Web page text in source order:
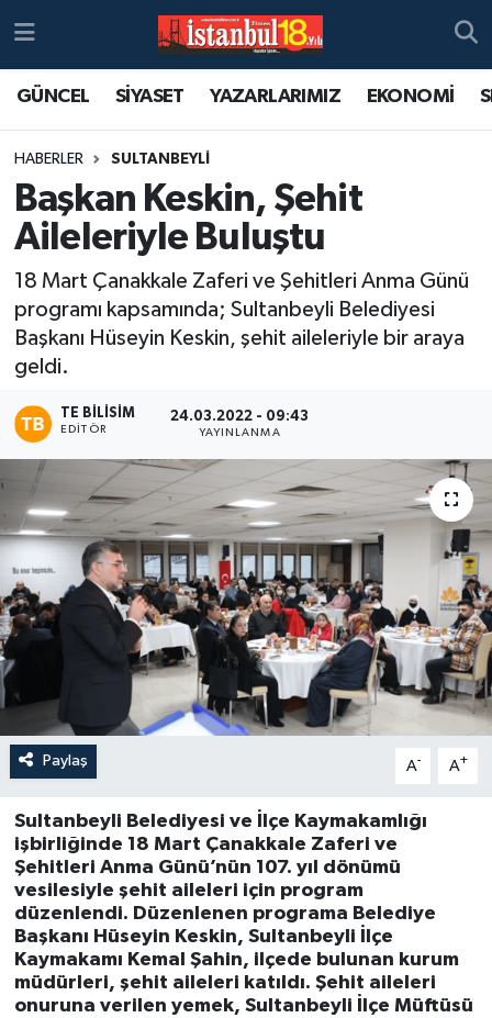
GÜNCEL SİYASET YAZARLARIMIZ EKONOMİ
HABERLER SULTANBEYLİ
Başkan Keskin, Şehit
Aileleriyle Buluştu
18 Mart Çanakkale Zaferi ve Şehitleri Anma Günü
programı kapsamında; Sultanbeyli Belediyesi
Başkanı Hüseyin Keskin, şehit aileleriyle bir araya
geldi.
TE BILISIM
EDITÖR
24.03.2022 - 09:43
YAYINLANMA
Paylaş A- A+
Sultanbeyli Belediyesi ve İlçe Kaymakamlığı
işbirliğinde 18 Mart Çanakkale Zaferi ve
Şehitleri Anma Günü’nün 107. yıl dönümü
vesilesiyle şehit aileleri için program
düzenlendi. Düzenlenen programa Belediye
Başkanı Hüseyin Keskin, Sultanbeyli İlçe
Kaymakamı Kemal Şahin, ilçede bulunan kurum
müdürleri, şehit aileleri katıldı. Şehit aileleri
onuruna verilen yemek, Sultanbeyli İlçe Müftüsü